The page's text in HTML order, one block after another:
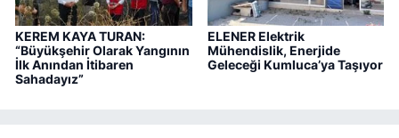
KEREM KAYA TURAN:
“Büyükşehir Olarak Yangının
İlk Anından İtibaren
Sahadayız”
ELENER Elektrik
Mühendislik, Enerjide
Geleceği Kumluca’ya Taşıyor